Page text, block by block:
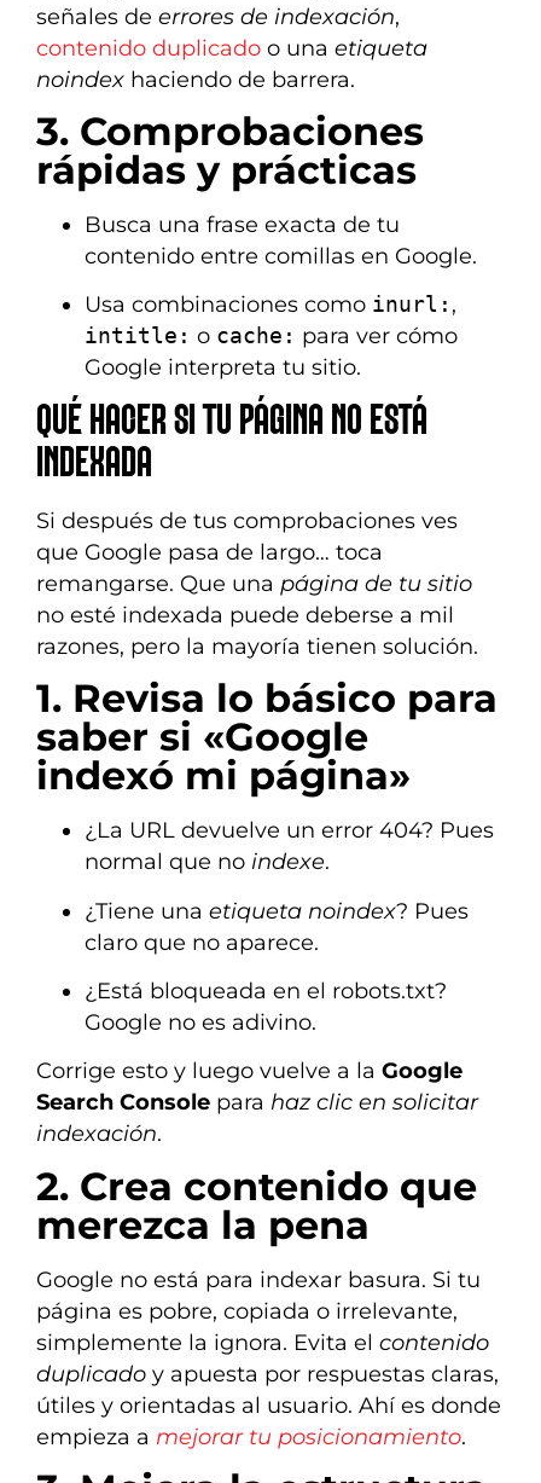
señales de errores de indexación,
contenido duplicado o una etiqueta
noindex haciendo de barrera.
3. Comprobaciones
rápidas y prácticas
Busca una frase exacta de tu
contenido entre comillas en Google.
Usa combinaciones como inurl: ,
intitle: o cache: para ver cómo
Google interpreta tu sitio.
QUÉ HACER SI TU PÁGINA NO ESTÁ
INDEXADA
Si después de tus comprobaciones ves
que Google pasa de largo… toca
remangarse. Que una página de tu sitio
no esté indexada puede deberse a mil
razones, pero la mayoría tienen solución.
1. Revisa lo básico para
saber si «Google
indexó mi página»
¿La URL devuelve un error 404? Pues
normal que no indexe.
¿Tiene una etiqueta noindex? Pues
claro que no aparece.
¿Está bloqueada en el robots.txt?
Google no es adivino.
Corrige esto y luego vuelve a la Google
Search Console para haz clic en solicitar
indexación.
2. Crea contenido que
merezca la pena
Google no está para indexar basura. Si tu
página es pobre, copiada o irrelevante,
simplemente la ignora. Evita el contenido
duplicado y apuesta por respuestas claras,
útiles y orientadas al usuario. Ahí es donde
empieza a mejorar tu posicionamiento.